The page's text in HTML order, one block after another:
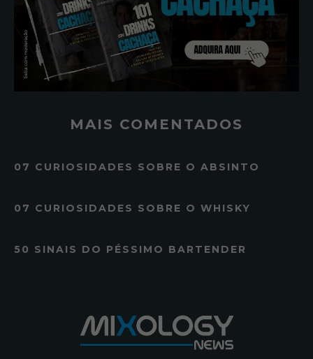
MAIS COMENTADOS
07 CURIOSIDADES SOBRE O ABSINTO
07 CURIOSIDADES SOBRE O WHISKY
50 SINAIS DO PÉSSIMO BARTENDER